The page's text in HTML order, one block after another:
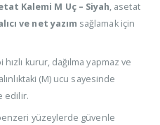
Kalemi M Uç – Siyah, asetat
ve net yazım sağlamak için
kurur, dağılma yapmaz ve
(M) ucu sayesinde
edilir.
yüzeylerde güvenle